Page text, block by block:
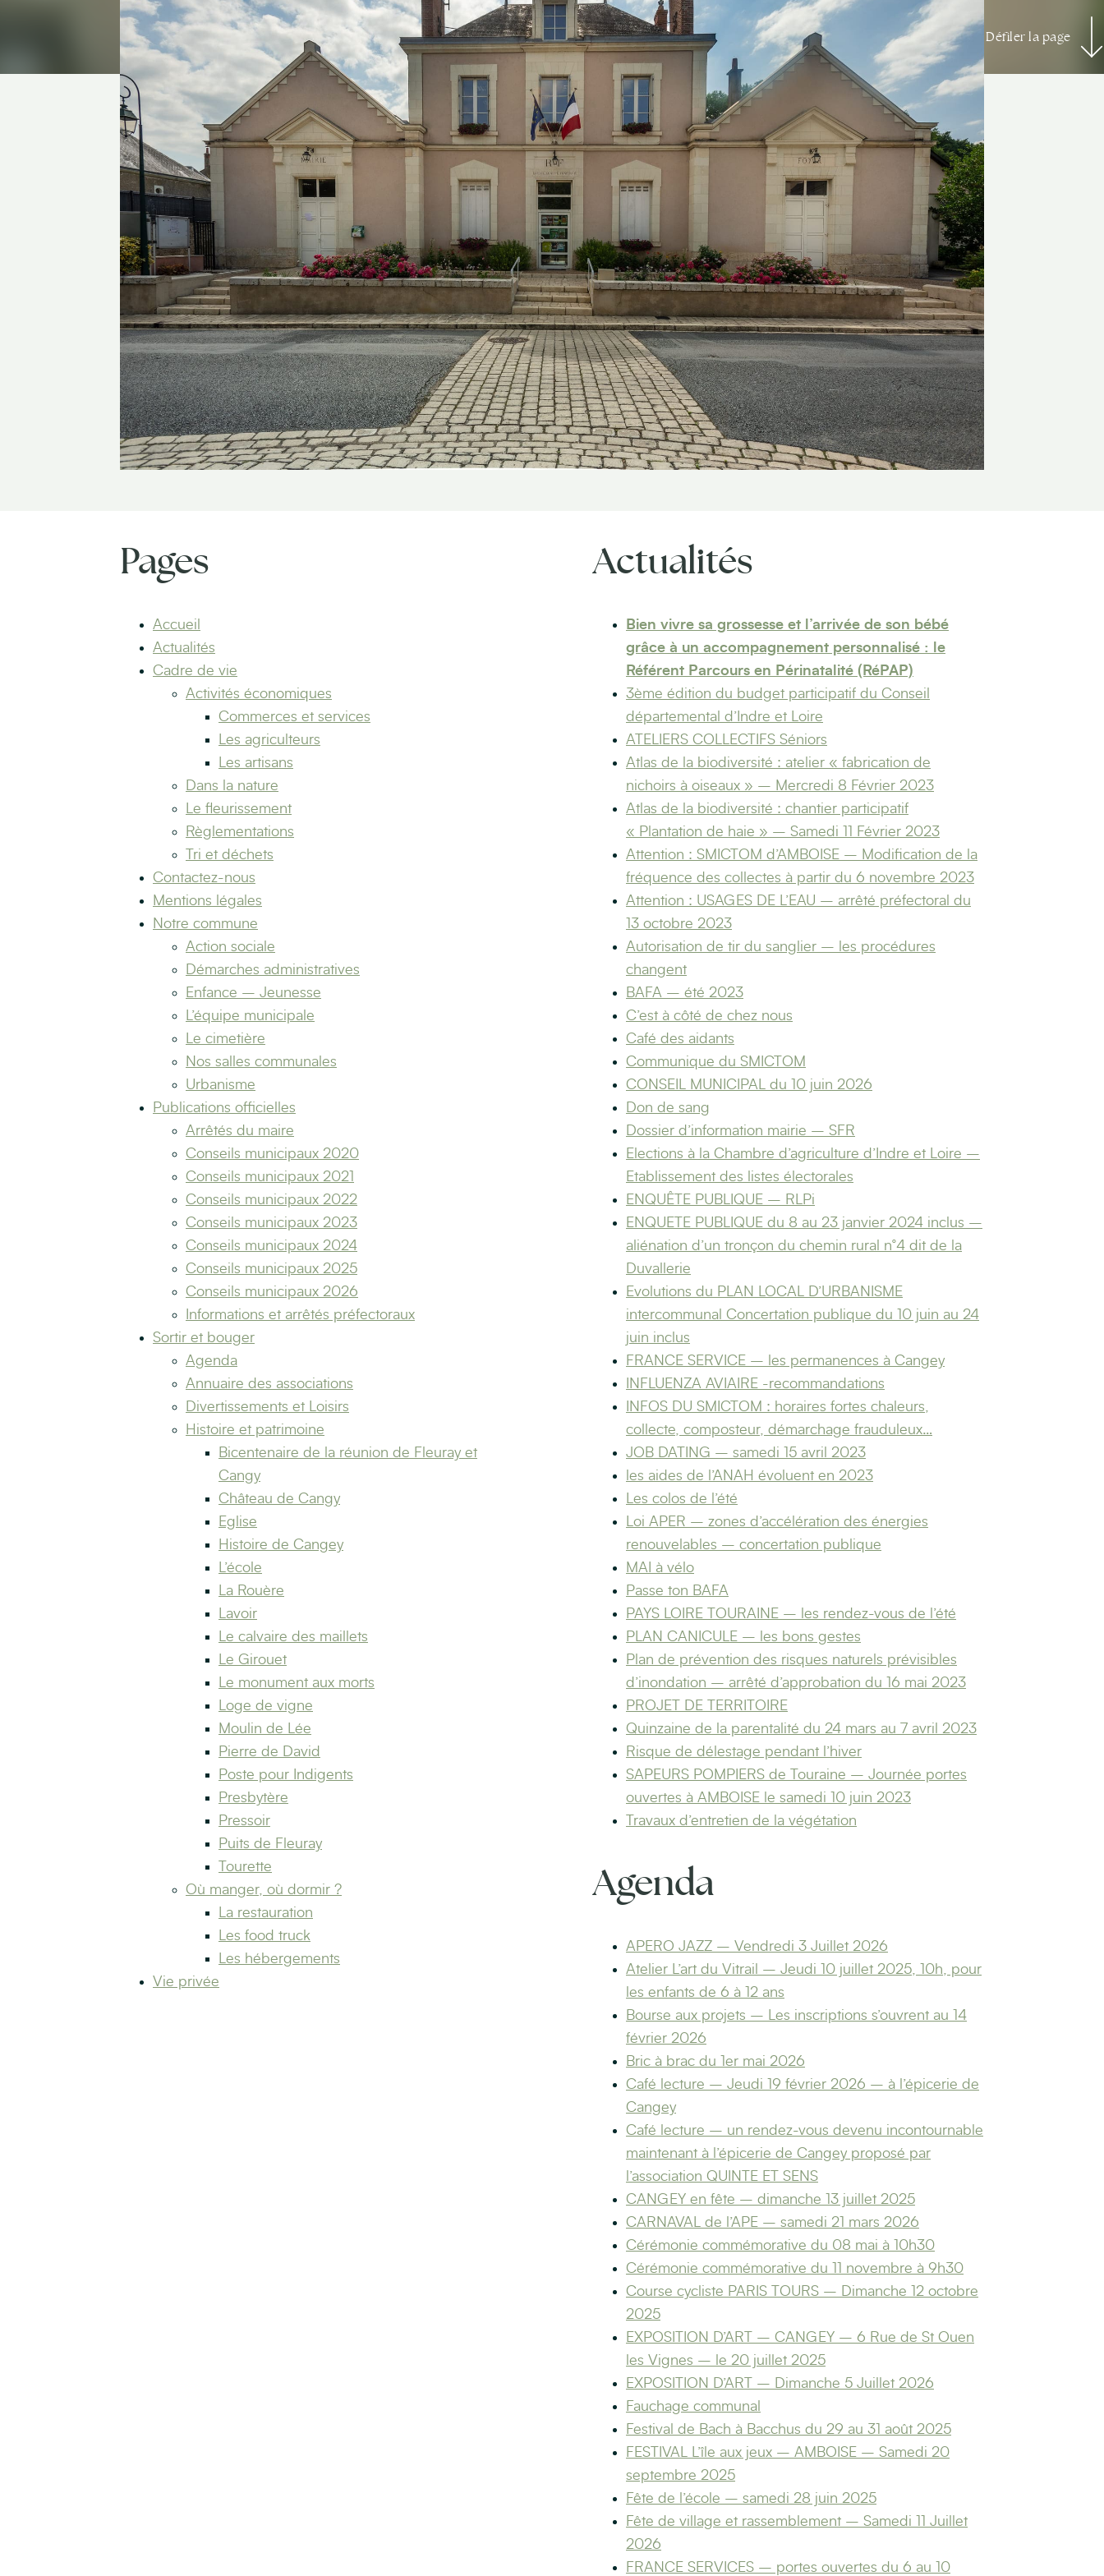
Défiler la page
Pages
Accueil
Actualités
Cadre de vie
Activités économiques
Commerces et services
Les agriculteurs
Les artisans
Dans la nature
Le fleurissement
Règlementations
Tri et déchets
Contactez-nous
Mentions légales
Notre commune
Action sociale
Démarches administratives
Enfance – Jeunesse
L’équipe municipale
Le cimetière
Nos salles communales
Urbanisme
Publications officielles
Arrêtés du maire
Conseils municipaux 2020
Conseils municipaux 2021
Conseils municipaux 2022
Conseils municipaux 2023
Conseils municipaux 2024
Conseils municipaux 2025
Conseils municipaux 2026
Informations et arrêtés préfectoraux
Sortir et bouger
Agenda
Annuaire des associations
Divertissements et Loisirs
Histoire et patrimoine
Bicentenaire de la réunion de Fleuray et
Cangy
Château de Cangy
Eglise
Histoire de Cangey
L’école
La Rouère
Lavoir
Le calvaire des maillets
Le Girouet
Le monument aux morts
Loge de vigne
Moulin de Lée
Pierre de David
Poste pour Indigents
Presbytère
Pressoir
Puits de Fleuray
Tourette
Où manger, où dormir ?
La restauration
Les food truck
Les hébergements
Vie privée
Actualités
Bien vivre sa grossesse et l’arrivée de son bébé
grâce à un accompagnement personnalisé : le
Référent Parcours en Périnatalité (RéPAP)
3ème édition du budget participatif du Conseil
départemental d’Indre et Loire
ATELIERS COLLECTIFS Séniors
Atlas de la biodiversité : atelier « fabrication de
nichoirs à oiseaux » – Mercredi 8 Février 2023
Atlas de la biodiversité : chantier participatif
« Plantation de haie » – Samedi 11 Février 2023
Attention : SMICTOM d’AMBOISE – Modification de la
fréquence des collectes à partir du 6 novembre 2023
Attention : USAGES DE L’EAU – arrêté préfectoral du
13 octobre 2023
Autorisation de tir du sanglier – les procédures
changent
BAFA – été 2023
C’est à côté de chez nous
Café des aidants
Communique du SMICTOM
CONSEIL MUNICIPAL du 10 juin 2026
Don de sang
Dossier d’information mairie – SFR
Elections à la Chambre d’agriculture d’Indre et Loire –
Etablissement des listes électorales
ENQUÊTE PUBLIQUE – RLPi
ENQUETE PUBLIQUE du 8 au 23 janvier 2024 inclus –
aliénation d’un tronçon du chemin rural n°4 dit de la
Duvallerie
Evolutions du PLAN LOCAL D’URBANISME
intercommunal Concertation publique du 10 juin au 24
juin inclus
FRANCE SERVICE – les permanences à Cangey
INFLUENZA AVIAIRE -recommandations
INFOS DU SMICTOM : horaires fortes chaleurs,
collecte, composteur, démarchage frauduleux…
JOB DATING – samedi 15 avril 2023
les aides de l’ANAH évoluent en 2023
Les colos de l’été
Loi APER – zones d’accélération des énergies
renouvelables – concertation publique
MAI à vélo
Passe ton BAFA
PAYS LOIRE TOURAINE – les rendez-vous de l’été
PLAN CANICULE – les bons gestes
Plan de prévention des risques naturels prévisibles
d’inondation – arrêté d’approbation du 16 mai 2023
PROJET DE TERRITOIRE
Quinzaine de la parentalité du 24 mars au 7 avril 2023
Risque de délestage pendant l’hiver
SAPEURS POMPIERS de Touraine – Journée portes
ouvertes à AMBOISE le samedi 10 juin 2023
Travaux d’entretien de la végétation
Agenda
APERO JAZZ – Vendredi 3 Juillet 2026
Atelier L’art du Vitrail – Jeudi 10 juillet 2025, 10h, pour
les enfants de 6 à 12 ans
Bourse aux projets – Les inscriptions s’ouvrent au 14
février 2026
Bric à brac du 1er mai 2026
Café lecture – Jeudi 19 février 2026 – à l’épicerie de
Cangey
Café lecture – un rendez-vous devenu incontournable
maintenant à l’épicerie de Cangey proposé par
l’association QUINTE ET SENS
CANGEY en fête – dimanche 13 juillet 2025
CARNAVAL de l’APE – samedi 21 mars 2026
Cérémonie commémorative du 08 mai à 10h30
Cérémonie commémorative du 11 novembre à 9h30
Course cycliste PARIS TOURS – Dimanche 12 octobre
2025
EXPOSITION D’ART – CANGEY – 6 Rue de St Ouen
les Vignes – le 20 juillet 2025
EXPOSITION D’ART – Dimanche 5 Juillet 2026
Fauchage communal
Festival de Bach à Bacchus du 29 au 31 août 2025
FESTIVAL L’île aux jeux – AMBOISE – Samedi 20
septembre 2025
Fête de l’école – samedi 28 juin 2025
Fête de village et rassemblement – Samedi 11 Juillet
2026
FRANCE SERVICES – portes ouvertes du 6 au 10